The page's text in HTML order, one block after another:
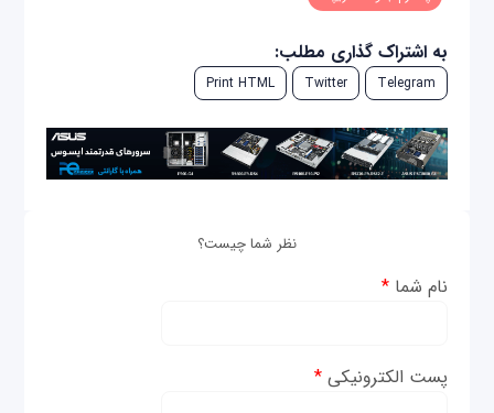
به اشتراک گذاری مطلب:
Telegram
Twitter
Print HTML
نظر شما چیست؟
نام شما*
پست الکترونیکی*